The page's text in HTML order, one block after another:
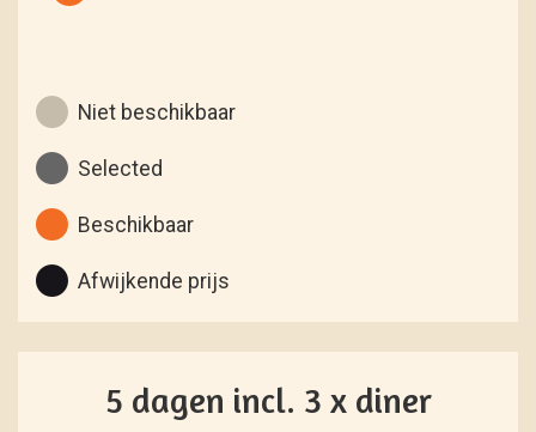
Niet beschikbaar
Selected
Beschikbaar
Afwijkende prijs
5 dagen incl. 3 x diner